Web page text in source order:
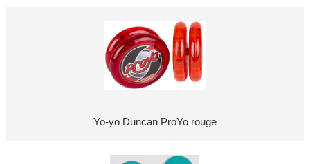
Yo-yo Duncan ProYo rouge